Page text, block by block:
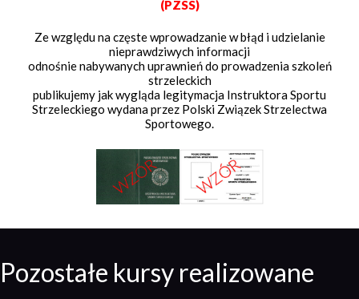
(PZSS)
Ze względu na częste wprowadzanie w błąd i udzielanie
nieprawdziwych informacji
odnośnie nabywanych uprawnień do prowadzenia szkoleń
strzeleckich
publikujemy jak wygląda legitymacja Instruktora Sportu
Strzeleckiego wydana przez Polski Związek Strzelectwa
Sportowego.
Pozostałe kursy realizowane